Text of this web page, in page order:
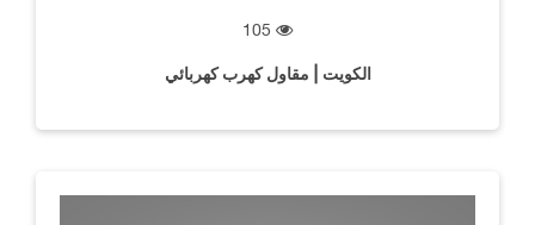
الكويت | مقاول كهرب كهربائي